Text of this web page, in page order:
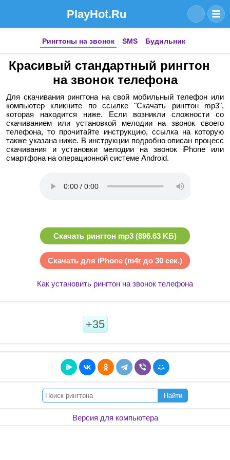
PlayHot.Ru
Рингтоны на звонок SMS Будильник
Красивый стандартный рингтон
на звонок телефона
Для скачивания рингтона на свой мобильный телефон или
компьютер кликните по ссылке "Скачать рингтон mp3",
которая находится ниже. Если возникли сложности со
скачиванием или установкой мелодии на звонок своего
телефона, то прочитайте инструкцию, ссылка на которую
также указана ниже. В инструкции подробно описан процесс
скачивания и установки мелодии на звонок iPhone или
смартфона на операционной системе Android.
Скачать рингтон mp3 (896.63 KБ)
Скачать для iPhone (m4r до 30 сек.)
Как установить рингтон на звонок телефона
+35
Найти
Версия для компьютера